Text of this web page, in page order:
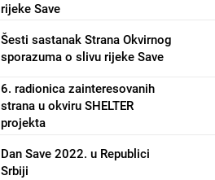
rijeke Save
Šesti sastanak Strana Okvirnog
sporazuma o slivu rijeke Save
6. radionica zainteresovanih
strana u okviru SHELTER
projekta
Dan Save 2022. u Republici
Srbiji